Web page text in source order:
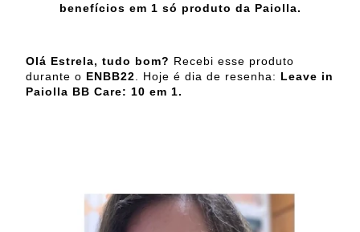
benefícios em 1 só produto da Paiolla.
Olá Estrela, tudo bom? Recebi esse produto
durante o ENBB22 . Hoje é dia de resenha: Leave in
Paiolla BB Care: 10 em 1.